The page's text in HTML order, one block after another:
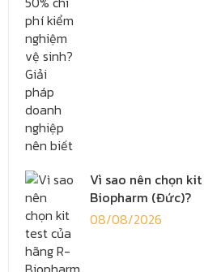
Vì sao nên chọn
Biopharm (Đức)?
08/08/2026